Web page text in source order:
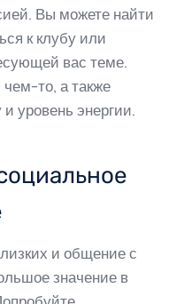
Вы можете найти
к клубу или
вас теме.
то, а также
уровень энергии.
и общение с
значение в